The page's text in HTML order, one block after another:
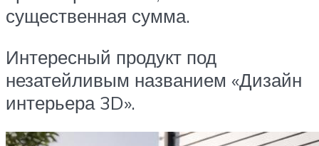
существенная сумма.
Интересный продукт под
незатейливым названием «Дизайн
интерьера 3D».